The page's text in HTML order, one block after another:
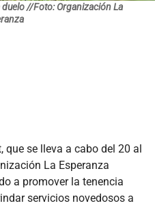
//Foto: Organización La
que se lleva a cabo del 20 al
La Esperanza
a promover la tenencia
servicios novedosos a